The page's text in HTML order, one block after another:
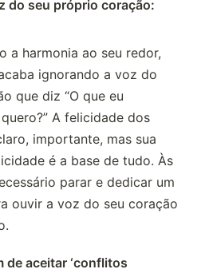
do seu próprio coração:
a harmonia ao seu redor,
ignorando a voz do
que diz “O que eu
A felicidade dos
importante, mas sua
é a base de tudo. Às
parar e dedicar um
ouvir a voz do seu coração
de aceitar ‘conflitos